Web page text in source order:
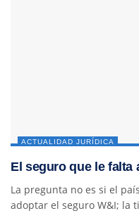
ACTUALIDAD JURÍDICA
El seguro que le falta
La pregunta no es si el
adoptar el seguro W&I; la